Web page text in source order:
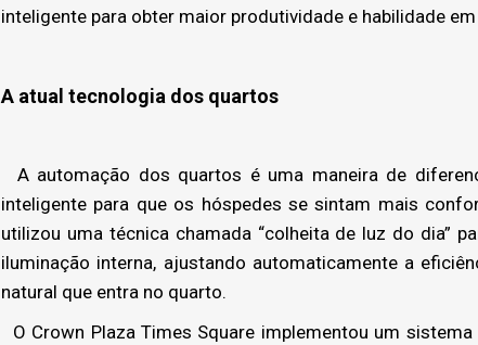
inteligente para obter maior produtividade e habilidade
A atual tecnologia dos quartos
A automação dos quartos é uma maneira de
inteligente para que os hóspedes se sintam mais
utilizou uma técnica chamada “colheita de luz do dia”
iluminação interna, ajustando automaticamente a
natural que entra no quarto.
O Crown Plaza Times Square implementou um